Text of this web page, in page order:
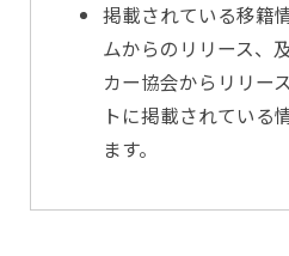
掲載されている移籍
ムからのリリース、
カー協会からリリー
トに掲載されている
ます。